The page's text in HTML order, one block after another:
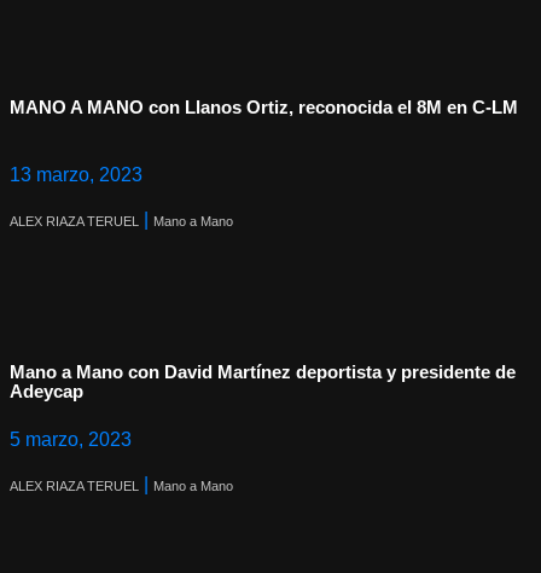
MANO A MANO con Llanos Ortiz, reconocida el 8M en C-LM
13 marzo, 2023
ALEX RIAZA TERUEL Mano a Mano
Mano a Mano con David Martínez deportista y presidente de
Adeycap
5 marzo, 2023
ALEX RIAZA TERUEL Mano a Mano